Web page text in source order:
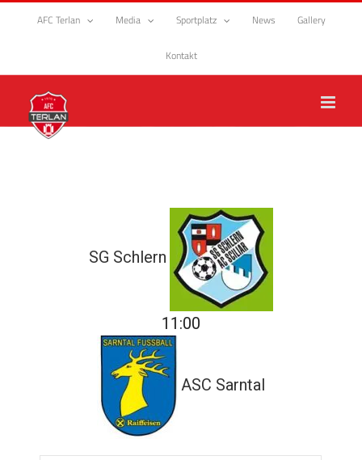
Zum
AFC Terlan Media Sportplatz News Gallery
Kontakt
SG Schlern
11:00
ASC Sarntal